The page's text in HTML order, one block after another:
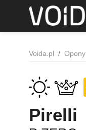
Voida.pl Opony
Pirelli